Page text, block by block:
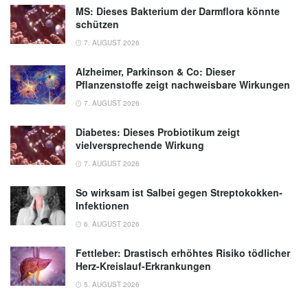
MS: Dieses Bakterium der Darmflora könnte
schützen
7. AUGUST 2026
Alzheimer, Parkinson & Co: Dieser
Pflanzenstoffe zeigt nachweisbare Wirkungen
7. AUGUST 2026
Diabetes: Dieses Probiotikum zeigt
vielversprechende Wirkung
7. AUGUST 2026
So wirksam ist Salbei gegen Streptokokken-
Infektionen
6. AUGUST 2026
Fettleber: Drastisch erhöhtes Risiko tödlicher
Herz-Kreislauf-Erkrankungen
5. AUGUST 2026